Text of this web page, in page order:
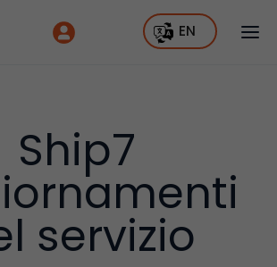
EN
Ship7
servizio